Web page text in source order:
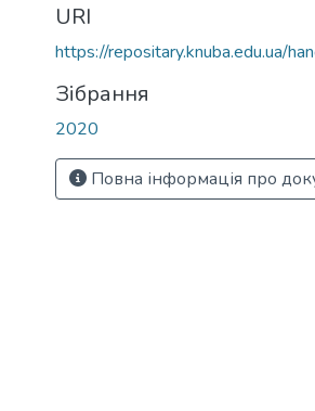
URI
https://repositary.knuba.edu.ua/
Зібрання
2020
Повна інформація про